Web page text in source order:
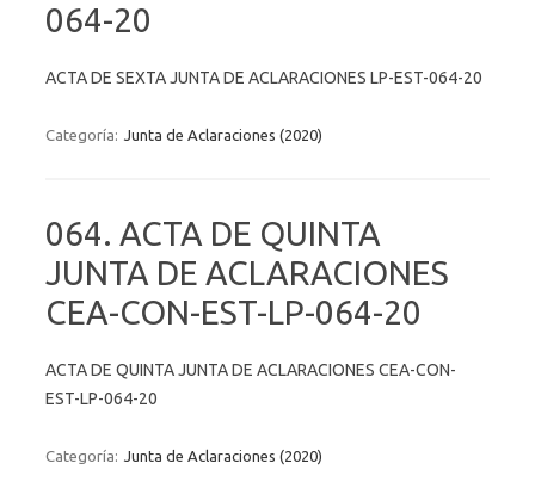
064-20
ACTA DE SEXTA JUNTA DE ACLARACIONES LP-EST-064-20
Categoría: Junta de Aclaraciones (2020)
064. ACTA DE QUINTA
JUNTA DE ACLARACIONES
CEA-CON-EST-LP-064-20
ACTA DE QUINTA JUNTA DE ACLARACIONES CEA-CON-
EST-LP-064-20
Categoría: Junta de Aclaraciones (2020)